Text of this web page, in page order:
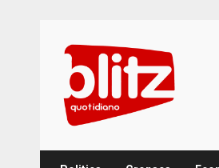
content